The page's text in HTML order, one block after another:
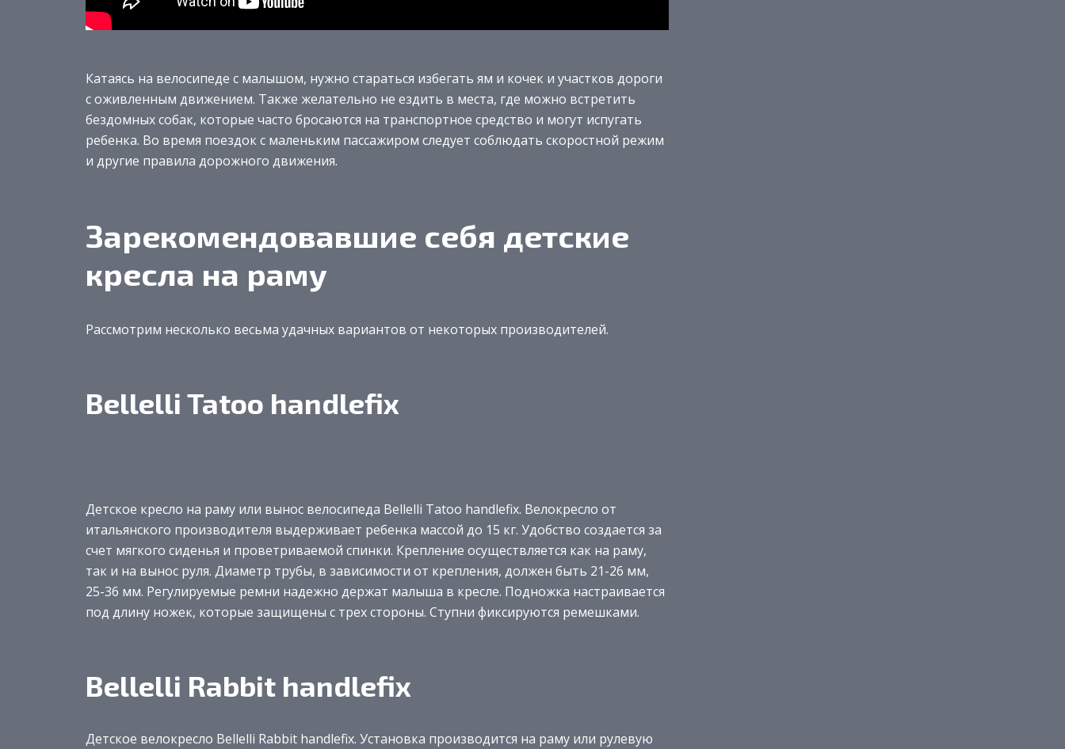
Катаясь на велосипеде с малышом, нужно стараться избегать ям и кочек и участков дороги
с оживленным движением. Также желательно не ездить в места, где можно встретить
бездомных собак, которые часто бросаются на транспортное средство и могут испугать
ребенка. Во время поездок с маленьким пассажиром следует соблюдать скоростной режим
и другие правила дорожного движения.
Зарекомендовавшие себя детские
кресла на раму
Рассмотрим несколько весьма удачных вариантов от некоторых производителей.
Bellelli Tatoo handlefix
Детское кресло на раму или вынос велосипеда Bellelli Tatoo handlefix. Велокресло от
итальянского производителя выдерживает ребенка массой до 15 кг. Удобство создается за
счет мягкого сиденья и проветриваемой спинки. Крепление осуществляется как на раму,
так и на вынос руля. Диаметр трубы, в зависимости от крепления, должен быть 21-26 мм,
25-36 мм. Регулируемые ремни надежно держат малыша в кресле. Подножка настраивается
под длину ножек, которые защищены с трех стороны. Ступни фиксируются ремешками.
Bellelli Rabbit handlefix
Детское велокресло Bellelli Rabbit handlefix. Установка производится на раму или рулевую